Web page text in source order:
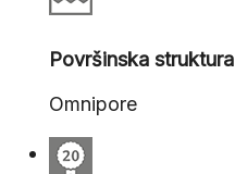
Površinska struktura
Omnipore